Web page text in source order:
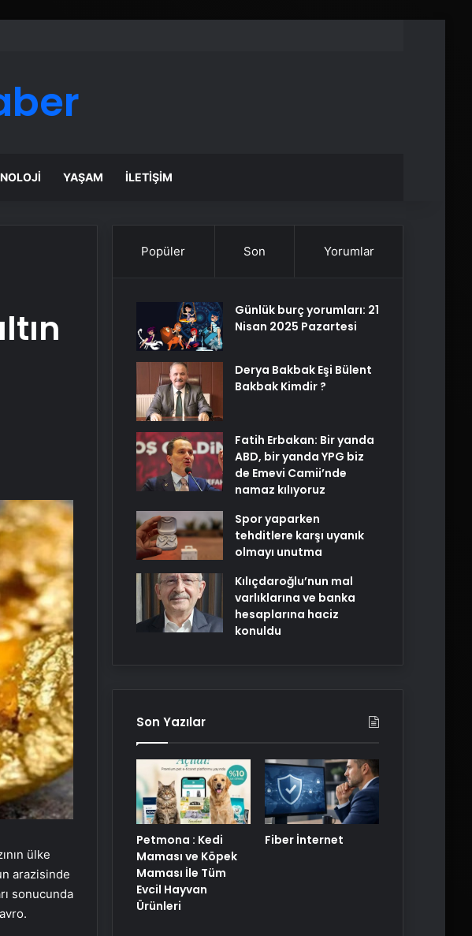
YAŞAM İLETIŞIM
ülke
arazisinde
sonucunda
Popüler Son Yorumlar
Günlük burç yorumları: 21
Nisan 2025 Pazartesi
Derya Bakbak Eşi Bülent
Bakbak Kimdir ?
Fatih Erbakan: Bir yanda
ABD, bir yanda YPG biz
de Emevi Camii’nde
namaz kılıyoruz
Spor yaparken
tehditlere karşı uyanık
olmayı unutma
Kılıçdaroğlu’nun mal
varlıklarına ve banka
hesaplarına haciz
konuldu
Son Yazılar
Petmona : Kedi
Maması ve Köpek
Maması İle Tüm
Evcil Hayvan
Ürünleri
Fiber İnternet